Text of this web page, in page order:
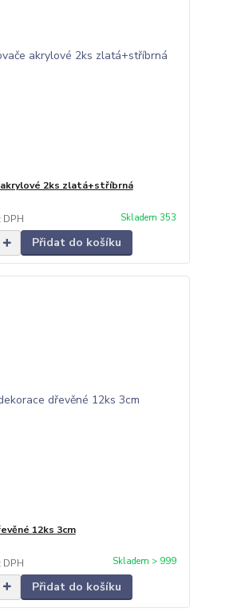
2ks zlatá+stříbrná
DPH Skladem 353
Přidat do košíku
12ks 3cm
DPH Skladem > 999
Přidat do košíku